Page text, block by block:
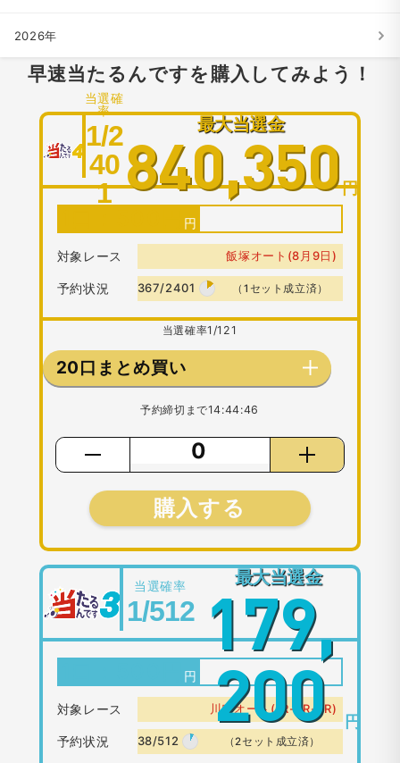
2026年
早速当たるんですを購入してみよう！
当選確
率
1/2
40
1
最大当選金
840,350円
対象レース 飯塚オート(8月9日)
予約状況 367/2401 （1セット成立済）
当選確率1/121
20口まとめ買い
予約締切まで14:44:46
購入する
当選確率
1/512
最大当選金
179,
200
円
対象レース 川口オート(1R-2R-3R)
予約状況 38/512 （2セット成立済）